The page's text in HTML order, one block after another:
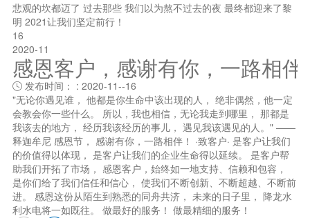
悲观的坎都迈了 过去那些 我们以为熬不过去的夜 最终都迎来了黎
明 2021让我们坚定前行！
16
2020-11
感恩客户，感谢有你，一路相伴
发布时间： : 2020-11--16
"无论你遇见谁， 他都是你生命中该出现的人， 绝非偶然，他一定
会教会你一些什么。 所以，我也相信，无论我走到哪里， 那都是
我该去的地方， 经历我该经历的事儿， 遇见我该遇见的人。" ——
释迦牟尼 感恩节， 感谢有你，一路相伴！ ·致客户· 是客户让我们
的价值得以体现， 是客户让我们的企业生命得以延续。 是客户帮
助我们开拓了市场， 感恩客户，始终如一地支持、信赖和包容，
是你们给了我们信任和信心， 使我们不断创新、不断超越、不断前
进。 感恩这份从陌生到熟悉的同舟共济， 未来的日子里， 降龙水
利水电将一如既往。 做最好的服务！ 做最精细的服务！